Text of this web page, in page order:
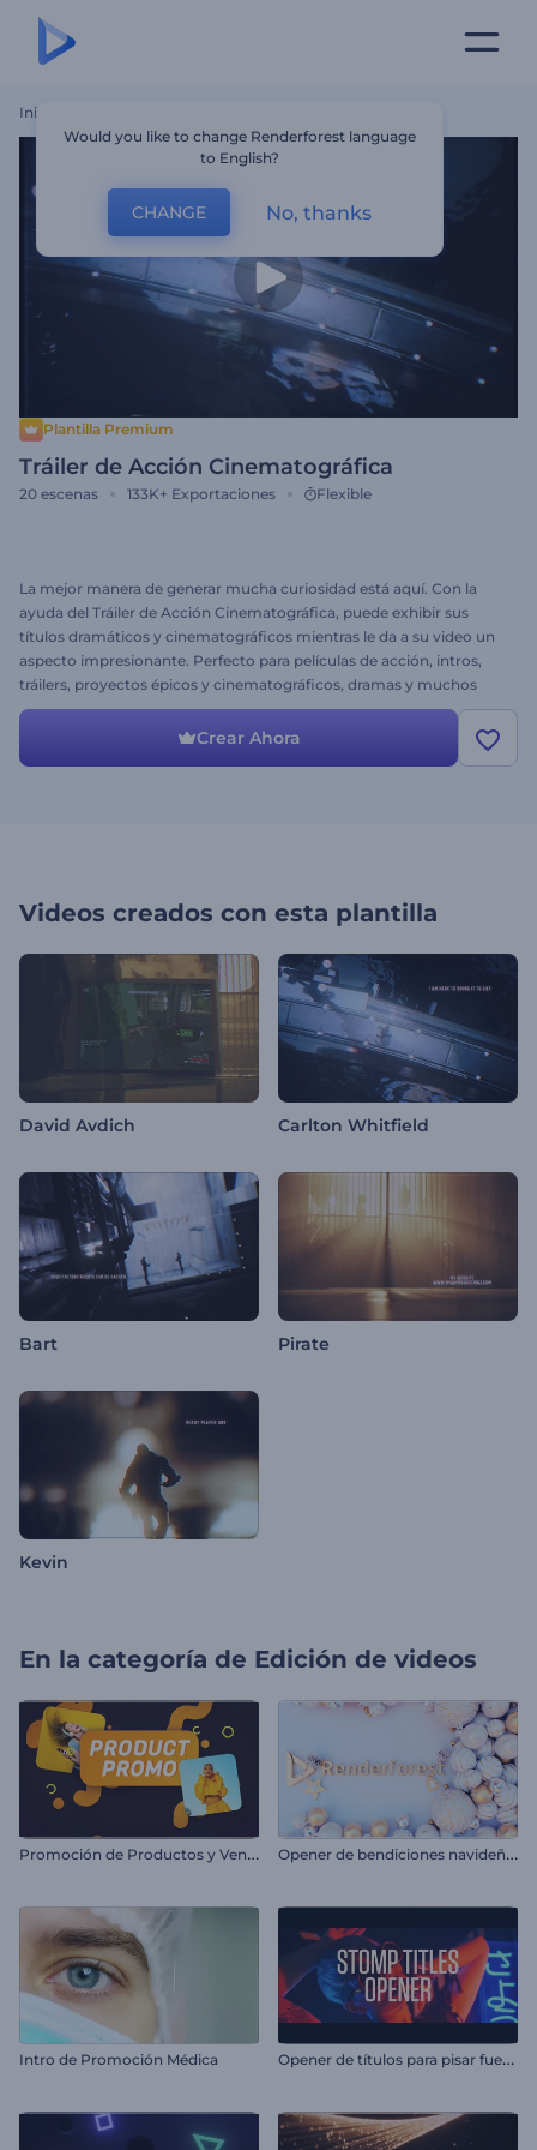
Inicio
Plantilla Premium
Tráiler de Acción Cinematográfica
20 escenas 133K+ Exportaciones Flexible
La mejor manera de generar mucha curiosidad está aquí. Con la
ayuda del Tráiler de Acción Cinematográfica, puede exhibir sus
títulos dramáticos y cinematográficos mientras le da a su video un
aspecto impresionante. Perfecto para películas de acción, intros,
tráilers, proyectos épicos y cinematográficos, dramas y muchos
más. Haga que sus proyectos sean nuevos y atractivos.
Simplemente cargue sus imágenes, modifique el texto, agregue
música y haga clic en vista previa. ¡Pruébelo hoy mismo!
Crear Ahora
Videos creados con esta plantilla
David Avdich Carlton Whitfield
Bart Pirate
Kevin
En la categoría de Edición de videos
P
romoción de Productos y Ventas al por Menor O
pener de bendiciones navideñas
Intro de Promoción Médica O
pener de títulos para pisar fuerte
Would you like to change Renderforest language
to English?
CHANGE No, thanks